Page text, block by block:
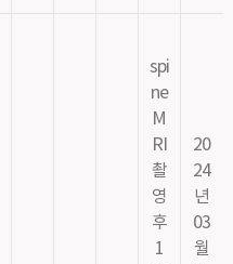
spi
ne
M
RI
촬
영
후
1
20
24
년
03
월